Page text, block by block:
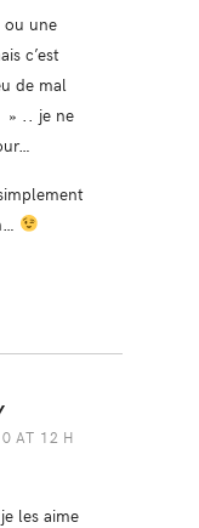
ou une
c’est
de mal
» .. je ne
AT 12 H
les aime